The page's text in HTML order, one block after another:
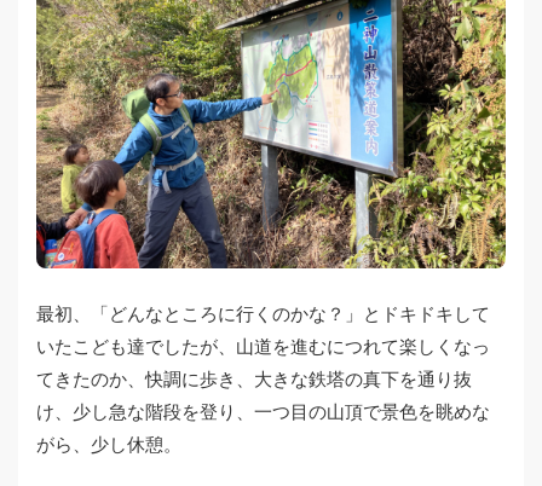
最初、「どんなところに行くのかな？」とドキドキして
いたこども達でしたが、山道を進むにつれて楽しくなっ
てきたのか、快調に歩き、大きな鉄塔の真下を通り抜
け、少し急な階段を登り、一つ目の山頂で景色を眺めな
がら、少し休憩。